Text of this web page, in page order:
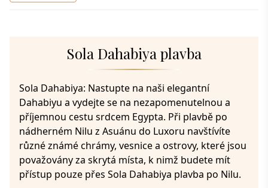
Sola Dahabiya plavba
Sola Dahabiya: Nastupte na naši elegantní
Dahabiyu a vydejte se na nezapomenutelnou a
příjemnou cestu srdcem Egypta. Při plavbě po
nádherném Nilu z Asuánu do Luxoru navštívíte
různé známé chrámy, vesnice a ostrovy, které jsou
považovány za skrytá místa, k nimž budete mít
přístup pouze přes Sola Dahabiya plavba po Nilu.